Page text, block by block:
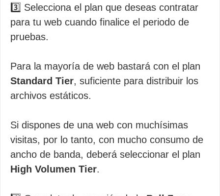
3️⃣ Selecciona el plan que deseas contratar
para tu web cuando finalice el periodo de
pruebas.
Para la mayoría de web bastará con el plan
Standard Tier, suficiente para distribuir los
archivos estáticos.
Si dispones de una web con muchísimas
visitas, por lo tanto, con mucho consumo de
ancho de banda, deberá seleccionar el plan
High Volumen Tier.